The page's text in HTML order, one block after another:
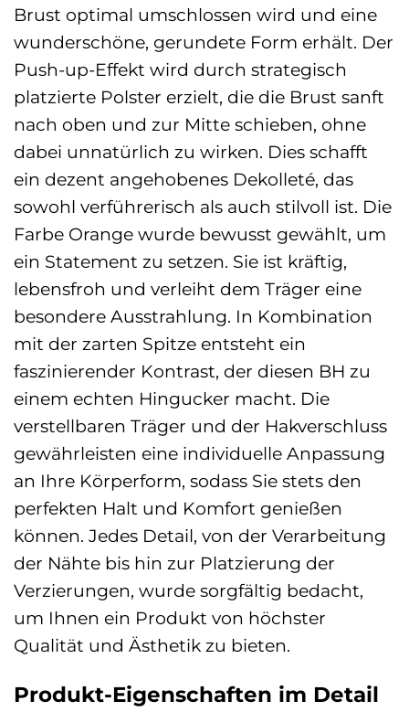
Brust optimal umschlossen wird und eine
wunderschöne, gerundete Form erhält. Der
Push-up-Effekt wird durch strategisch
platzierte Polster erzielt, die die Brust sanft
nach oben und zur Mitte schieben, ohne
dabei unnatürlich zu wirken. Dies schafft
ein dezent angehobenes Dekolleté, das
sowohl verführerisch als auch stilvoll ist. Die
Farbe Orange wurde bewusst gewählt, um
ein Statement zu setzen. Sie ist kräftig,
lebensfroh und verleiht dem Träger eine
besondere Ausstrahlung. In Kombination
mit der zarten Spitze entsteht ein
faszinierender Kontrast, der diesen BH zu
einem echten Hingucker macht. Die
verstellbaren Träger und der Hakverschluss
gewährleisten eine individuelle Anpassung
an Ihre Körperform, sodass Sie stets den
perfekten Halt und Komfort genießen
können. Jedes Detail, von der Verarbeitung
der Nähte bis hin zur Platzierung der
Verzierungen, wurde sorgfältig bedacht,
um Ihnen ein Produkt von höchster
Qualität und Ästhetik zu bieten.
Produkt-Eigenschaften im Detail